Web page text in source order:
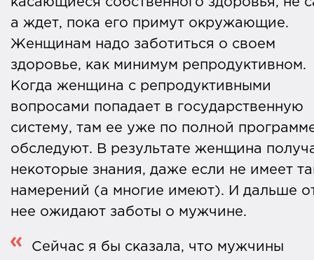
а ждет, пока его примут окружающие.
Женщинам надо заботиться о своем
здоровье, как минимум репродуктивном.
Когда женщина с репродуктивными
вопросами попадает в государственную
систему, там ее уже по полной
обследуют. В результате женщина
некоторые знания, даже если не имеет
намерений (а многие имеют). И дальше
нее ожидают заботы о мужчине.
Сейчас я бы сказала, что мужчины